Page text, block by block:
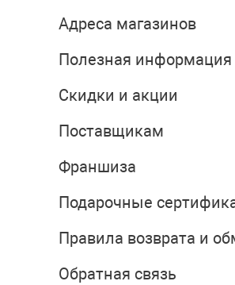
Адреса магазинов
Полезная информация
Скидки и акции
Поставщикам
Франшиза
Подарочные
Правила возврата и
Обратная связь